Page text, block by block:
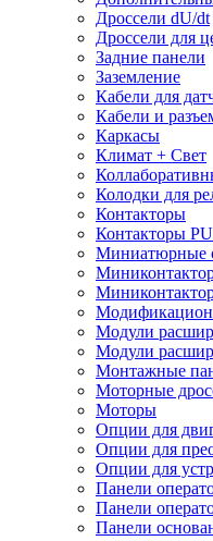
Дроссели dU/dt
Дроссели для
Задние панели
Заземление
Кабели для
Кабели и
Каркасы
Климат + Свет
Колодки для
Контакторы
Контакторы
Миниатюрные
Модули
Модули
Монтажные
Моторные
Моторы
Опции для
Опции для
Опции для
Панели
Панели
Панели